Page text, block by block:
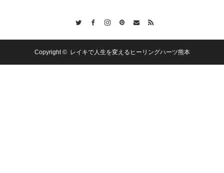
Copyright © レイキで人生を変えるヒーリングハーツ熊本